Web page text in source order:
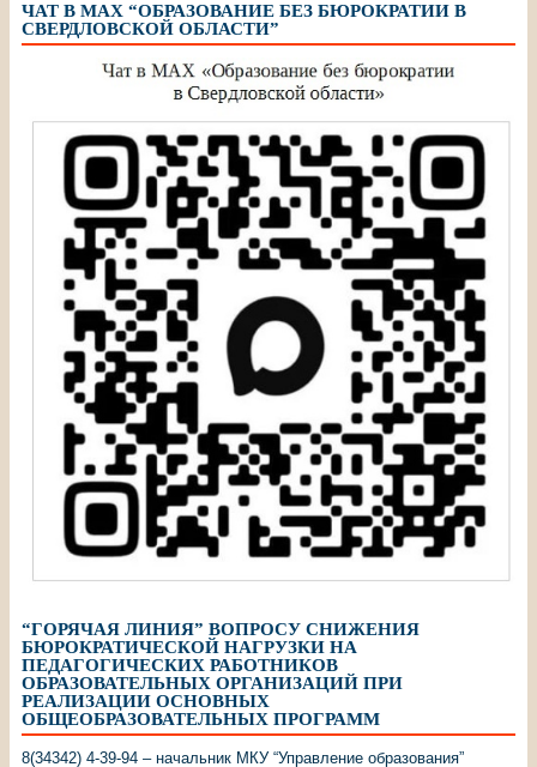
ЧАТ В МАХ “ОБРАЗОВАНИЕ БЕЗ БЮРОКРАТИИ В
СВЕРДЛОВСКОЙ ОБЛАСТИ”
“ГОРЯЧАЯ ЛИНИЯ” ВОПРОСУ СНИЖЕНИЯ
БЮРОКРАТИЧЕСКОЙ НАГРУЗКИ НА
ПЕДАГОГИЧЕСКИХ РАБОТНИКОВ
ОБРАЗОВАТЕЛЬНЫХ ОРГАНИЗАЦИЙ ПРИ
РЕАЛИЗАЦИИ ОСНОВНЫХ
ОБЩЕОБРАЗОВАТЕЛЬНЫХ ПРОГРАММ
8(34342) 4-39-94 – начальник МКУ “Управление образования”